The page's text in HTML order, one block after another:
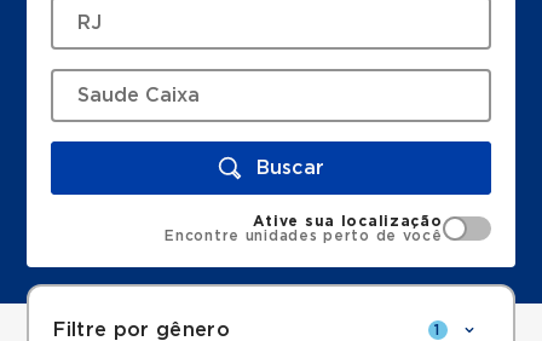
Buscar
Ative sua localização
Encontre unidades perto de você
Filtre por gênero 1